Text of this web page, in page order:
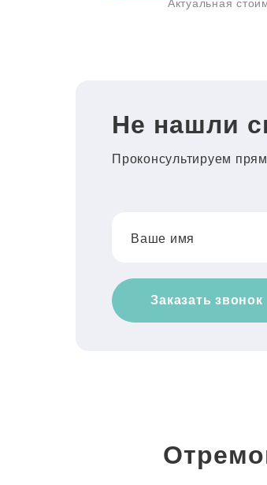
Актуальная
Не нашли
Проконсультируем
Ваше имя
Заказать звонок